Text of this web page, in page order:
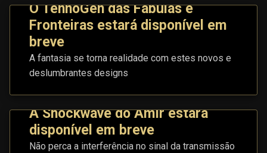
O TennoGen das Fábulas e
Fronteiras estará disponível em
breve
A fantasia se torna realidade com estes novos e
deslumbrantes designs
A Shockwave do Amir estará
disponível em breve
Não perca a interferência no sinal da transmissão